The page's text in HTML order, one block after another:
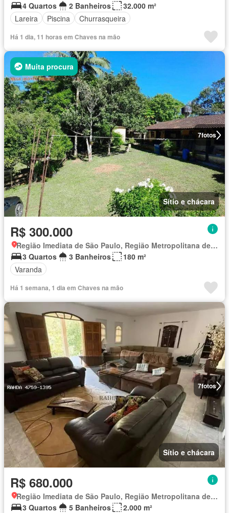
4 Quartos
2 Banheiros
32.000 m²
Lareira
Piscina Churrasqueira
Há 1 dia, 11 horas em Chaves na mão
7fotos
Muita procura
Sítio e chácara
R$ 300.000
Região Imediata de São Paulo, Região Metropolitana de São Paulo
3 Quartos
3 Banheiros
180 m²
Varanda
Há 1 semana, 1 dia em Chaves na mão
7fotos
Sítio e chácara
R$ 680.000
Região Imediata de São Paulo, Região Metropolitana de São Paulo
3 Quartos
5 Banheiros
2.000 m²